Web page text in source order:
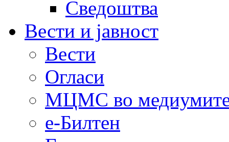
Сведоштва
Вести и јавност
Вести
Огласи
МЦМС во
е-Билтен